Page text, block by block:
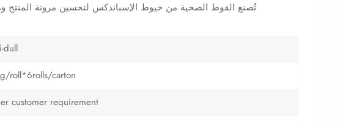
تُصنع الفوط الصحية من خيوط الإسباندكس لتحسين مرونة المنتج
dull
roll*6rolls/carton
customer requirement